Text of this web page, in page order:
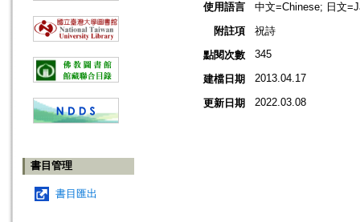
書目管理
書目匯出
使用語言
中文=Chinese; 日文
附註項
祝詩
點閱次數
345
建檔日期 2013.04.17
更新日期 2022.03.08